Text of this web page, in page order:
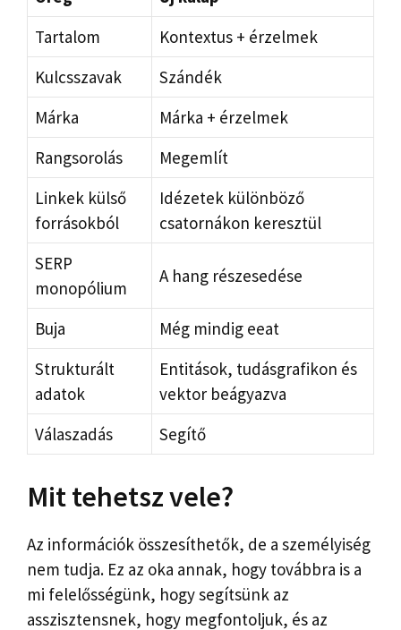
Tartalom
Kontextus + érzelmek
Kulcsszavak
Szándék
Márka
Márka + érzelmek
Rangsorolás
Megemlít
Linkek külső
forrásokból
Idézetek különböző
csatornákon keresztül
SERP
monopólium
A hang részesedése
Buja
Még mindig eeat
Strukturált
adatok
Entitások, tudásgrafikon és
vektor beágyazva
Válaszadás
Segítő
Mit tehetsz vele?
Az információk összesíthetők, de a személyiség
nem tudja. Ez az oka annak, hogy továbbra is a
mi felelősségünk, hogy segítsünk az
asszisztensnek, hogy megfontoljuk, és az